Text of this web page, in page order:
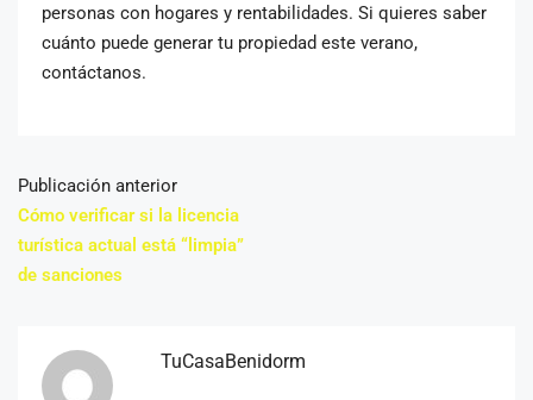
personas con hogares y rentabilidades. Si quieres saber
cuánto puede generar tu propiedad este verano,
contáctanos.
Publicación anterior
Cómo verificar si la licencia
turística actual está “limpia”
de sanciones
TuCasaBenidorm